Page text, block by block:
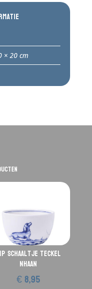
× 20 cm
schaaltje Teckel
Nhaan
€8,95